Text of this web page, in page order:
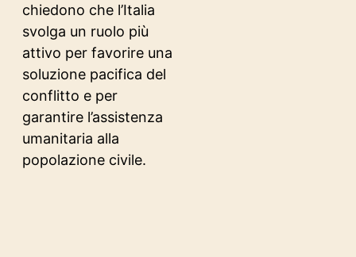
chiedono che l’Italia
svolga un ruolo più
attivo per favorire una
soluzione pacifica del
conflitto e per
garantire l’assistenza
umanitaria alla
popolazione civile.